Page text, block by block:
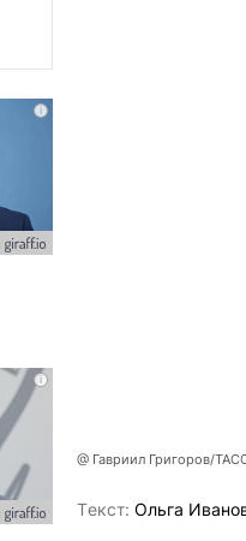
@ Гавриил Григоров/
Tекст: Ольга